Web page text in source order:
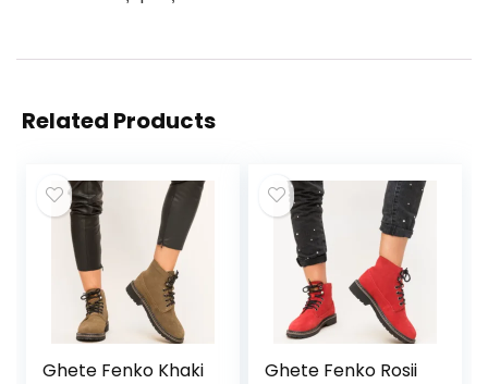
Related Products
Ghete Fenko Khaki Ghete Fenko Rosii